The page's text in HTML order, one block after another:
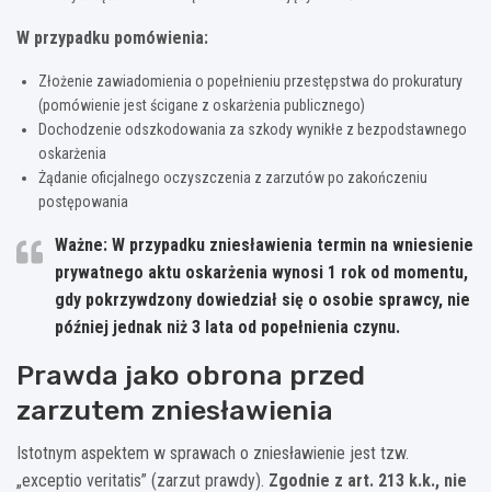
W przypadku pomówienia:
Złożenie zawiadomienia o popełnieniu przestępstwa do prokuratury
(pomówienie jest ścigane z oskarżenia publicznego)
Dochodzenie odszkodowania za szkody wynikłe z bezpodstawnego
oskarżenia
Żądanie oficjalnego oczyszczenia z zarzutów po zakończeniu
postępowania
Ważne: W przypadku zniesławienia termin na wniesienie
prywatnego aktu oskarżenia wynosi 1 rok od momentu,
gdy pokrzywdzony dowiedział się o osobie sprawcy, nie
później jednak niż 3 lata od popełnienia czynu.
Prawda jako obrona przed
zarzutem zniesławienia
Istotnym aspektem w sprawach o zniesławienie jest tzw.
„exceptio veritatis” (zarzut prawdy). Zgodnie z art. 213 k.k., nie